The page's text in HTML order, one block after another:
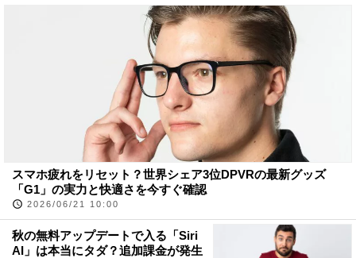
スマホ疲れをリセット？世界シェア3位DPVRの最新グッズ
「G1」の実力と快適さを今すぐ確認
2026/06/21 10:00
秋の無料アップデートで入る「Siri
AI」は本当にタダ？追加課金が発生